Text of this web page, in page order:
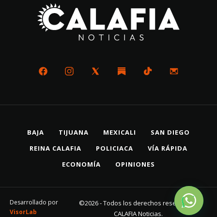
BAJA TIJUANA MEXICALI
SAN DIEGO
REINA CALAFIA
POLICIACA
VÍA RÁPIDA
ECONOMÍA
OPINIONES
Desarrollado por
VisorLab
©2026 - Todos los derechos reservados
CALAFIA Noticias.